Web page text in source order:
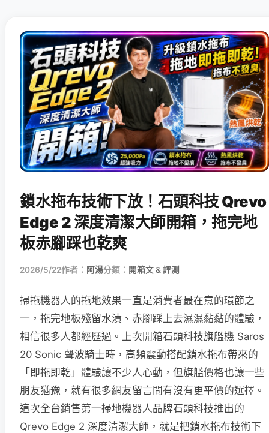
鎖水拖布技術下放！石頭科技 Qrevo
Edge 2 深度清潔大師開箱，拖完地
板赤腳踩也乾爽
2026/5/22作者： 阿湯分類： 開箱文 & 評測
掃拖機器人的拖地效果一直是消費者最在意的環節之
一，拖完地板殘留水漬、赤腳踩上去濕濕黏黏的體驗，
相信很多人都經歷過。上次開箱石頭科技旗艦機 Saros
20 Sonic 聲波騎士時，高頻震動搭配鎖水拖布帶來的
「即拖即乾」體驗讓不少人心動，但旗艦價格也讓一些
朋友猶豫，就有很多網友留言問有沒有更平價的選擇。
這次全台銷售第一掃地機器人品牌石頭科技推出的
Qrevo Edge 2 深度清潔大師，就是把鎖水拖布技術下